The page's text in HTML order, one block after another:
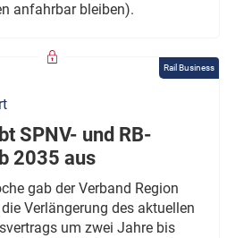
anfahrbar bleiben).
Rail Business
SPNV- und RB-
2035 aus
gab der Verband Region
Verlängerung des aktuellen
um zwei Jahre bis